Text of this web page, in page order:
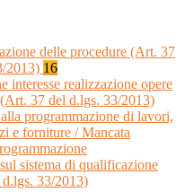
delle procedure (Art. 37
2013) 16
interesse realizzazione opere
37 del d.lgs. 33/2013)
programmazione di lavori,
e forniture / Mancata
sistema di qualificazione
33/2013)